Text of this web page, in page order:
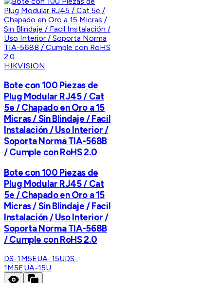
HIKVISION
Bote con 100 Piezas de
Plug Modular RJ45 / Cat
5e / Chapado en Oro a 15
Micras / Sin Blindaje / Facil
Instalación / Uso Interior /
Soporta Norma TIA-568B
/ Cumple con RoHS 2.0
Bote con 100 Piezas de
Plug Modular RJ45 / Cat
5e / Chapado en Oro a 15
Micras / Sin Blindaje / Facil
Instalación / Uso Interior /
Soporta Norma TIA-568B
/ Cumple con RoHS 2.0
DS-1M5EUA-15UDS-
1M5EUA-15U